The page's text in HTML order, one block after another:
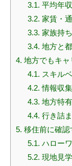
3.1. 平均年
3.2. 家賃・
3.3. 家族持
3.4. 地方と
4. 地方でもキ
4.1. スキル
4.2. 情報収
4.3. 地方特
4.4. 行き詰
5. 移住前に確認
5.1. ハロー
5.2. 現地見